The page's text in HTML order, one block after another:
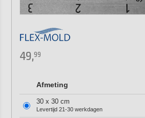
49,99
Afmeting
30 x 30 cm
Levertijd 21-30 werkdagen